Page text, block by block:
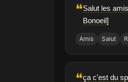
❝Salut les
Bonoeil]
Amis Salut
❝ça c'est du